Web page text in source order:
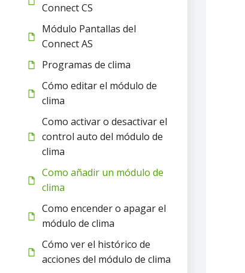
Connect CS
Módulo Pantallas del
Connect AS
Programas de clima
Cómo editar el módulo de
clima
Como activar o desactivar el
control auto del módulo de
clima
Como añadir un módulo de
clima
Como encender o apagar el
módulo de clima
Cómo ver el histórico de
acciones del módulo de clima